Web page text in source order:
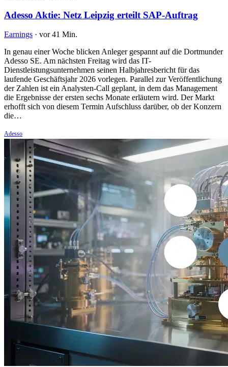
Adesso Aktie: Netz Leipzig erteilt SAP-Auftrag
Earnings · vor 41 Min.
In genau einer Woche blicken Anleger gespannt auf die Dortmunder
Adesso SE. Am nächsten Freitag wird das IT-
Dienstleistungsunternehmen seinen Halbjahresbericht für das
laufende Geschäftsjahr 2026 vorlegen. Parallel zur Veröffentlichung
der Zahlen ist ein Analysten-Call geplant, in dem das Management
die Ergebnisse der ersten sechs Monate erläutern wird. Der Markt
erhofft sich von diesem Termin Aufschluss darüber, ob der Konzern
die…
Adesso